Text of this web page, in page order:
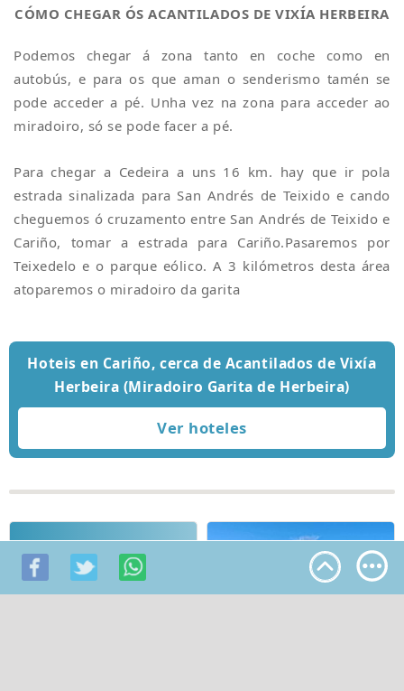
CÓMO CHEGAR ÓS ACANTILADOS DE VIXÍA HERBEIRA
Podemos chegar á zona tanto en coche como en
autobús, e para os que aman o senderismo tamén se
pode acceder a pé. Unha vez na zona para acceder ao
miradoiro, só se pode facer a pé.
Para chegar a Cedeira a uns 16 km. hay que ir pola
estrada sinalizada para San Andrés de Teixido e cando
cheguemos ó cruzamento entre San Andrés de Teixido e
Cariño, tomar a estrada para Cariño.Pasaremos por
Teixedelo e o parque eólico. A 3 kilómetros desta área
atoparemos o miradoiro da garita
Hoteis en Cariño, cerca de Acantilados de Vixía
Herbeira (Miradoiro Garita de Herbeira)
Qué ver en Cariño · Hoteis